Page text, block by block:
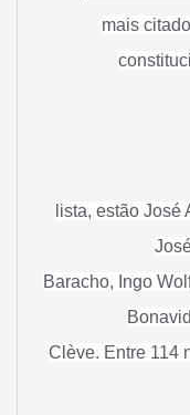
mais
lista, estão José
Baracho, Ingo
Clève. Entre 114